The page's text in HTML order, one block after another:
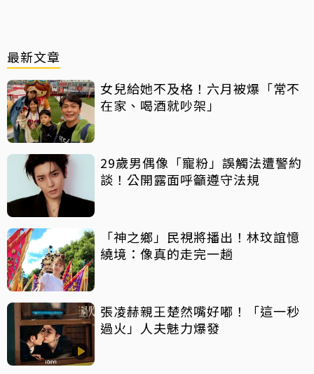
最新文章
女兒給她不及格！六月被爆「常不
在家、喝酒就吵架」
29歲男偶像「寵粉」誤觸法遭警約
談！公開露面呼籲遵守法規
「神之鄉」民視將播出！林玟誼憶
繞境：像真的走完一趟
張凌赫親王楚然嘴好嘟！「這一秒
過火」人夫魅力爆發